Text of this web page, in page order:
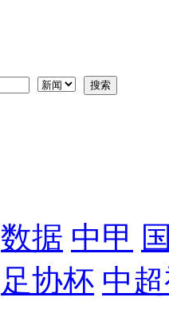
数据 中甲
足协杯 中